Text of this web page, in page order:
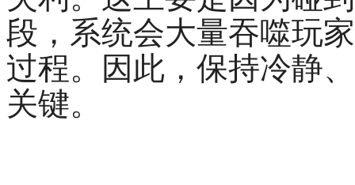
段，系统会大量吞噬玩
过程。因此，保持冷静
关键。